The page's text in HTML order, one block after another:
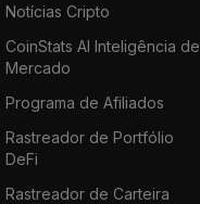
Notícias Cripto
CoinStats AI Inteligência de
Mercado
Programa de Afiliados
Rastreador de Portfólio
DeFi
Rastreador de Carteira